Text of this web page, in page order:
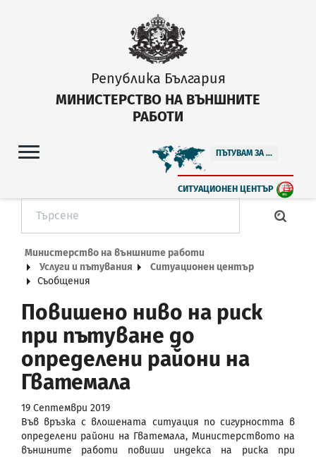
Република България
МИНИСТЕРСТВО НА ВЪНШНИТЕ
РАБОТИ
ПЪТУВАМ ЗА ...
СИТУАЦИОНЕН ЦЕНТЪР
Министерство на външните работи
Услуги и пътувания
Ситуационен център
Съобщения
Повишено ниво на риск
при пътуване до
определени райони на
Гватемала
19 Септември 2019
Във връзка с влошената ситуация по сигурността в
определени райони на Гватемала, Министерството на
външните работи повиши индекса на риска при